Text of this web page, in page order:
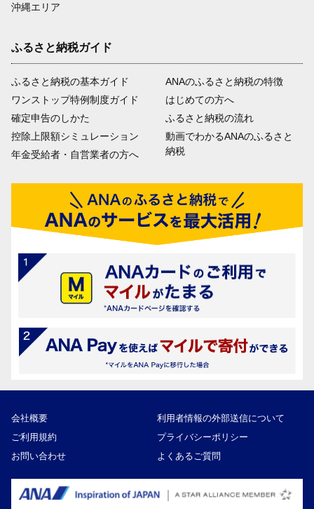
沖縄エリア
ふるさと納税ガイド
ふるさと納税の基本ガイド
ワンストップ特例制度ガイド
確定申告のしかた
控除上限額シミュレーション
年金受給者・自営業者の方へ
ANAのふるさと納税の特徴
はじめての方へ
ふるさと納税の流れ
動画でわかるANAのふるさと
納税
会社概要
利用者情報の外部送信について
ご利用規約
プライバシーポリシー
お問い合わせ
よくあるご質問